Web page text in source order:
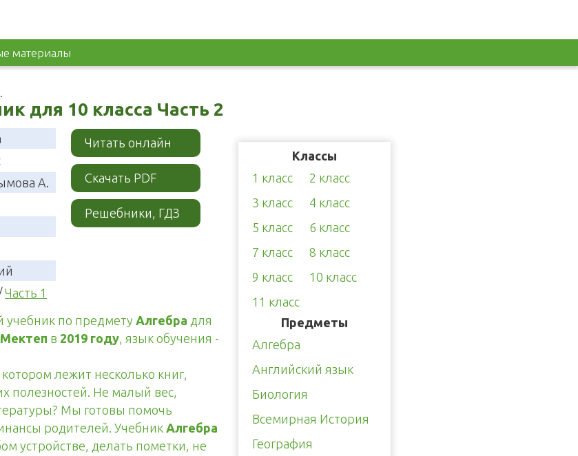
материалы
для 10 класса Часть 2
А.
Часть 1
Читать онлайн
Скачать PDF
Решебники, ГДЗ
учебник по предмету Алгебра для
Мектеп в 2019 году, язык обучения -
лежит несколько книг,
полезностей. Не малый вес,
Мы готовы помочь
родителей. Учебник Алгебра
устройстве, делать пометки, не
Классы
1 класс
2 класс
3 класс
4 класс
5 класс
6 класс
7 класс
8 класс
9 класс
10 класс
11 класс
Предметы
Алгебра
Английский язык
Биология
Всемирная История
География